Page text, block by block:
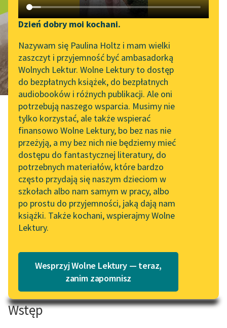
Katalog DAISY
Podkasty o książkach
Zgłoś brak utworu
Aktualności
„Prokurator Alicja Horn”
do słuchania
Byliśmy częścią AI Impact
Lab
Zapraszamy na spotkanie
online z tłumaczkami
literatury skandynawskiej
Spotkanie z Katarzyną
Tunkiel w Oslo
102. lata temu zmarł
Joseph Conrad
Lektury szkolne i klasyka
literatury do słuchania dla
uczennic i uczniów z
niepełnosprawnościami
Narzędzia
Mapa Wolnych Lektur
Leśmianator
Przewodnik dla piszących i
czytających
API
OAI-PMH
Widget Wolnych Lektur
Przypisy
Katalog w formacie PDF
Dzień dobry moi kochani.
Nazywam się Paulina Holtz i mam wielki
zaszczyt i przyjemność być ambasadorką
Wolnych Lektur. Wolne Lektury to dostęp
do bezpłatnych książek, do bezpłatnych
audiobooków i różnych publikacji. Ale oni
potrzebują naszego wsparcia. Musimy nie
tylko korzystać, ale także wspierać
finansowo Wolne Lektury, bo bez nas nie
przeżyją, a my bez nich nie będziemy mieć
dostępu do fantastycznej literatury, do
potrzebnych materiałów, które bardzo
często przydają się naszym dzieciom w
szkołach albo nam samym w pracy, albo
po prostu do przyjemności, jaką dają nam
książki. Także kochani, wspierajmy Wolne
Lektury.
Wesprzyj Wolne Lektury — teraz,
zanim zapomnisz
Tatrach
Tytus Chałubiński
Sześć dni w
Tatrach
Wycieczka bez programu
Wstęp